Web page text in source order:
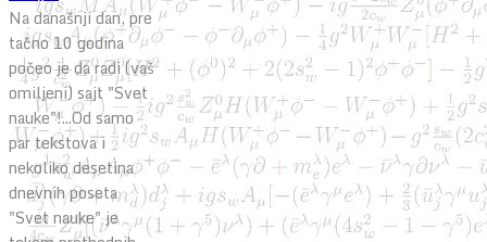
Na današnji dan, pre
tačno 10 godina
počeo je da radi (vaš
omiljeni) sajt "Svet
nauke"!...Od samo
par tekstova i
nekoliko desetina
dnevnih poseta
"Svet nauke" je